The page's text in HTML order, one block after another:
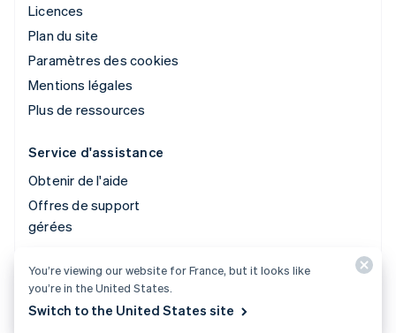
Licences
Plan du site
Paramètres des cookies
Mentions légales
Plus de ressources
Service d'assistance
Obtenir de l'aide
Offres de support
gérées
© 2026 Stripe, LLC
You’re viewing our website for France, but it looks like
you’re in the United States.
Switch to the United States site